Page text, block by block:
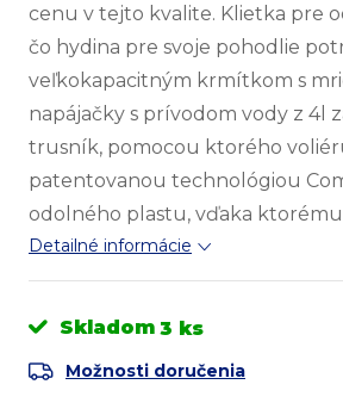
cenu v tejto kvalite. Klietka pre
čo hydina pre svoje pohodlie
veľkokapacitným krmítkom s
napájačky s prívodom vody z 4l
trusník, pomocou ktorého
patentovanou technológiou
odolného plastu, vďaka
Detailné informácie
Skladom 3 ks
Možnosti doručenia